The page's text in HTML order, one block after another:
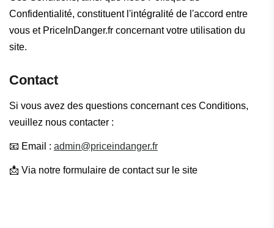
Confidentialité, constituent l'intégralité de l'accord entre
vous et PriceInDanger.fr concernant votre utilisation du
site.
Contact
Si vous avez des questions concernant ces Conditions,
veuillez nous contacter :
📧 Email : admin@priceindanger.fr
📩 Via notre formulaire de contact sur le site